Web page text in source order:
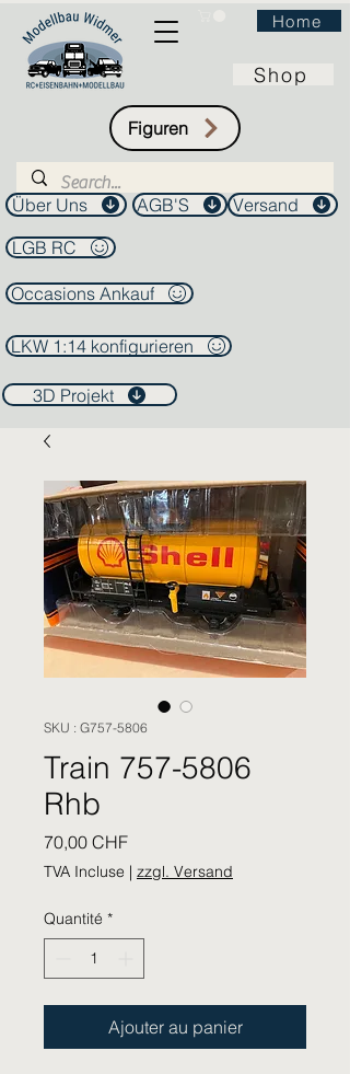
Home
Shop
Figuren
Über Uns AGB'S
Versand
LGB RC
Occasions Ankauf
LKW 1:14 konfigurieren
3D Projekt
SKU : G757-5806
Train 757-5806
Rhb
70,00 CHFPrix
TVA Incluse | zzgl. Versand
Quantité *
Ajouter au panier